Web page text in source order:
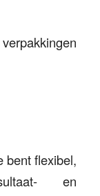
bent flexibel,
en